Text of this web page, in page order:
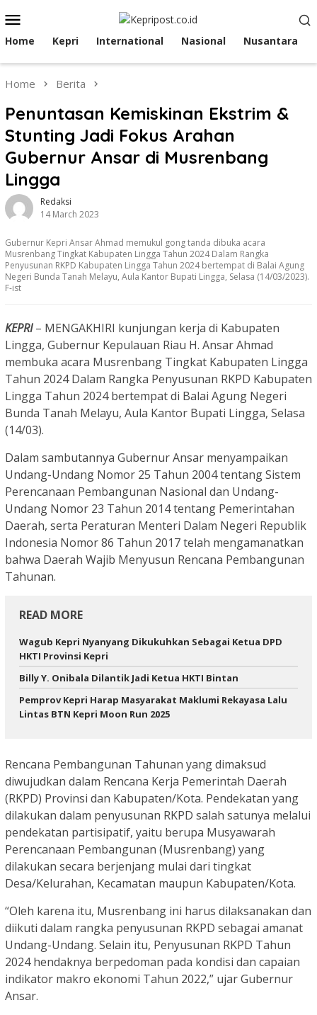
to
contentMenu
Home Kepri International Nasional Nusantara
Home Berita
Penuntasan Kemiskinan Ekstrim &
Stunting Jadi Fokus Arahan
Gubernur Ansar di Musrenbang
Lingga
Redaksi
14 March 2023
Gubernur Kepri Ansar Ahmad memukul gong tanda dibuka acara
Musrenbang Tingkat Kabupaten Lingga Tahun 2024 Dalam Rangka
Penyusunan RKPD Kabupaten Lingga Tahun 2024 bertempat di Balai Agung
Negeri Bunda Tanah Melayu, Aula Kantor Bupati Lingga, Selasa (14/03/2023).
F-ist
KEPRI– MENGAKHIRI kunjungan kerja di Kabupaten
Lingga, Gubernur Kepulauan Riau H. Ansar Ahmad
membuka acara Musrenbang Tingkat Kabupaten Lingga
Tahun 2024 Dalam Rangka Penyusunan RKPD Kabupaten
Lingga Tahun 2024 bertempat di Balai Agung Negeri
Bunda Tanah Melayu, Aula Kantor Bupati Lingga, Selasa
(14/03).
Dalam sambutannya Gubernur Ansar menyampaikan
Undang-Undang Nomor 25 Tahun 2004 tentang Sistem
Perencanaan Pembangunan Nasional dan Undang-
Undang Nomor 23 Tahun 2014 tentang Pemerintahan
Daerah, serta Peraturan Menteri Dalam Negeri Republik
Indonesia Nomor 86 Tahun 2017 telah mengamanatkan
bahwa Daerah Wajib Menyusun Rencana Pembangunan
Tahunan.
READ MORE
Wagub Kepri Nyanyang Dikukuhkan Sebagai Ketua DPD
HKTI Provinsi Kepri
Billy Y. Onibala Dilantik Jadi Ketua HKTI Bintan
Pemprov Kepri Harap Masyarakat Maklumi Rekayasa Lalu
Lintas BTN Kepri Moon Run 2025
Rencana Pembangunan Tahunan yang dimaksud
diwujudkan dalam Rencana Kerja Pemerintah Daerah
(RKPD) Provinsi dan Kabupaten/Kota. Pendekatan yang
dilakukan dalam penyusunan RKPD salah satunya melalui
pendekatan partisipatif, yaitu berupa Musyawarah
Perencanaan Pembangunan (Musrenbang) yang
dilakukan secara berjenjang mulai dari tingkat
Desa/Kelurahan, Kecamatan maupun Kabupaten/Kota.
“Oleh karena itu, Musrenbang ini harus dilaksanakan dan
diikuti dalam rangka penyusunan RKPD sebagai amanat
Undang-Undang. Selain itu, Penyusunan RKPD Tahun
2024 hendaknya berpedoman pada kondisi dan capaian
indikator makro ekonomi Tahun 2022,” ujar Gubernur
Ansar.